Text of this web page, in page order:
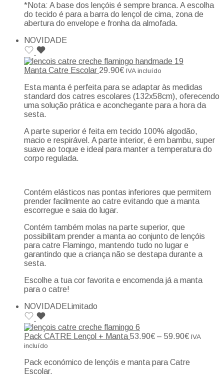
*Nota: A base dos lençóis é sempre branca. A escolha
do tecido é para a barra do lençol de cima, zona de
abertura do envelope e fronha da almofada.
NOVIDADE
Manta Catre Escolar 29.90€ IVA incluído
Esta manta é perfeita para se adaptar às medidas
standard dos catres escolares (132x58cm), oferecendo
uma solução prática e aconchegante para a hora da
sesta.
A parte superior é feita em tecido 100% algodão,
macio e respirável. A parte interior, é em bambu, super
suave ao toque e ideal para manter a temperatura do
corpo regulada.
Contém elásticos nas pontas inferiores que permitem
prender facilmente ao catre evitando que a manta
escorregue e saia do lugar.
Contém também molas na parte superior, que
possibilitam prender a manta ao conjunto de lençóis
para catre Flamingo, mantendo tudo no lugar e
garantindo que a criança não se destapa durante a
sesta.
Escolhe a tua cor favorita e encomenda já a manta
para o catre!
NOVIDADE Limitado
Pack CATRE Lençol + Manta 53.90€ – 59.90€ IVA
incluído
Pack económico de lençóis e manta para Catre
Escolar.